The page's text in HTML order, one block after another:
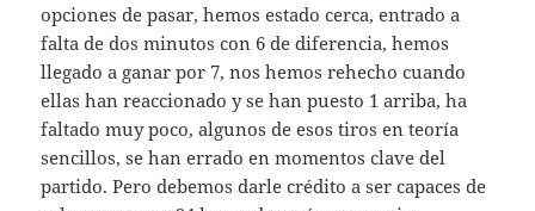
opciones de pasar, hemos estado cerca, entrado a
falta de dos minutos con 6 de diferencia, hemos
llegado a ganar por 7, nos hemos rehecho cuando
ellas han reaccionado y se han puesto 1 arriba, ha
faltado muy poco, algunos de esos tiros en teoría
sencillos, se han errado en momentos clave del
partido. Pero debemos darle crédito a ser capaces de